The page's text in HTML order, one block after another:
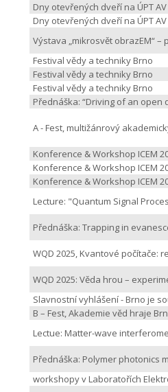
Dny otevřených dveří na ÚPT
Dny otevřených dveří na ÚPT
Výstava „mikrosvět obrazEM“
Festival vědy a techniky Brno
Festival vědy a techniky Brno
Festival vědy a techniky Brno
Přednáška: “Driving of an
A - Fest, multižánrový
Konference & Workshop ICEM
Konference & Workshop ICEM
Konference & Workshop ICEM
Lecture: "Quantum Signal
Přednáška: Trapping in
WQD 2025, Kvantové počítače:
WQD 2025: Věda hrou –
Slavnostní vyhlášení - Brno je
B – Fest, Akademie věd hraje
Lectue: Matter-wave
Přednáška: Polymer photonics
workshopy v Laboratořích